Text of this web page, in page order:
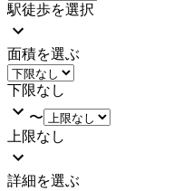
駅徒歩を選択
面積を選ぶ
下限なし
〜
上限なし
詳細を選ぶ